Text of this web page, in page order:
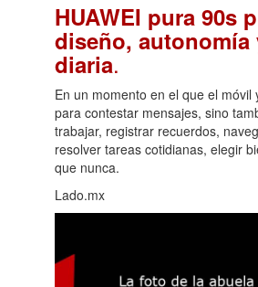
HUAWEI pura 90s
diseño, autonomía
diaria.
En un momento en el que el móvil
para contestar mensajes, sino
trabajar, registrar recuerdos,
resolver tareas cotidianas, elegir
que nunca.
Lado.mx